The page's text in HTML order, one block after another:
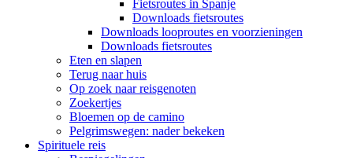
Fietsroutes in Spanje
Downloads fietsroutes
Downloads looproutes en voorzieningen
Downloads fietsroutes
Eten en slapen
Terug naar huis
Op zoek naar reisgenoten
Zoekertjes
Bloemen op de camino
Pelgrimswegen: nader bekeken
Spirituele reis